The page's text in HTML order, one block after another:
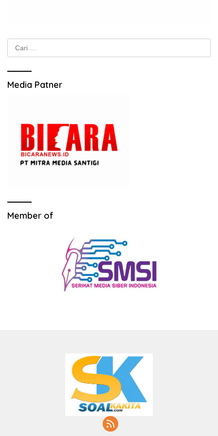
Cari
untuk:
Media Patner
Member of